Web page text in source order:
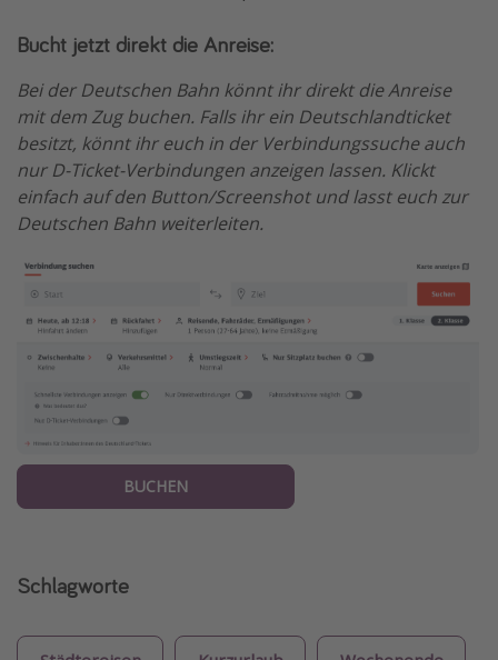
Bucht jetzt direkt die Anreise:
Bei der Deutschen Bahn könnt ihr direkt die Anreise
mit dem Zug buchen. Falls ihr ein Deutschlandticket
besitzt, könnt ihr euch in der Verbindungssuche auch
nur D-Ticket-Verbindungen anzeigen lassen. Klickt
einfach auf den Button/Screenshot und lasst euch zur
Deutschen Bahn weiterleiten.
BUCHEN
Schlagworte